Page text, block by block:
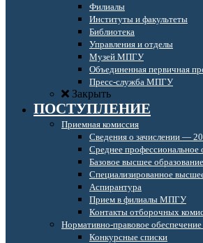
Филиалы
Институты и факультеты
Библиотека
Управления и отделы
Музей МПГУ
Объединенная первичная
Пресс-служба МПГУ
Закрыть
ПОСТУПЛЕНИЕ
Приемная комиссия
Сведения о зачислении —
Среднее профессиональное
Базовое высшее
Специализированное
Аспирантура
Прием в филиалы МПГУ
Контакты отборочных
Нормативно-правовое
Конкурсные списки